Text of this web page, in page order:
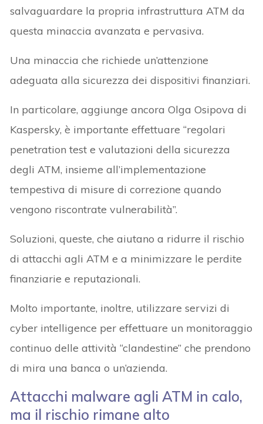
salvaguardare la propria infrastruttura ATM da
questa minaccia avanzata e pervasiva.
Una minaccia che richiede un’attenzione
adeguata alla sicurezza dei dispositivi finanziari.
In particolare, aggiunge ancora Olga Osipova di
Kaspersky, è importante effettuare “regolari
penetration test e valutazioni della sicurezza
degli ATM, insieme all’implementazione
tempestiva di misure di correzione quando
vengono riscontrate vulnerabilità”.
Soluzioni, queste, che aiutano a ridurre il rischio
di attacchi agli ATM e a minimizzare le perdite
finanziarie e reputazionali.
Molto importante, inoltre, utilizzare servizi di
cyber intelligence per effettuare un monitoraggio
continuo delle attività “clandestine” che prendono
di mira una banca o un’azienda.
Attacchi malware agli ATM in calo,
ma il rischio rimane alto